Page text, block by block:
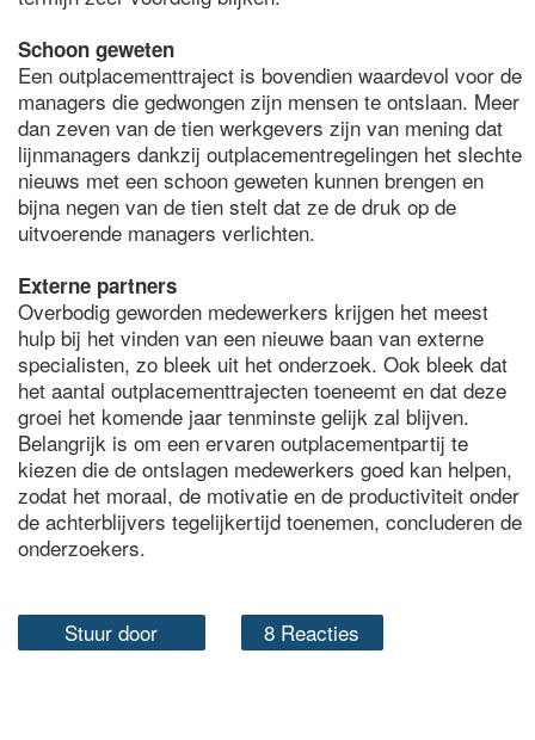
Schoon geweten
Een outplacementtraject is bovendien waardevol voor de
managers die gedwongen zijn mensen te ontslaan. Meer
dan zeven van de tien werkgevers zijn van mening dat
lijnmanagers dankzij outplacementregelingen het slechte
nieuws met een schoon geweten kunnen brengen en
bijna negen van de tien stelt dat ze de druk op de
uitvoerende managers verlichten.
Externe partners
Overbodig geworden medewerkers krijgen het meest
hulp bij het vinden van een nieuwe baan van externe
specialisten, zo bleek uit het onderzoek. Ook bleek dat
het aantal outplacementtrajecten toeneemt en dat deze
groei het komende jaar tenminste gelijk zal blijven.
Belangrijk is om een ervaren outplacementpartij te
kiezen die de ontslagen medewerkers goed kan helpen,
zodat het moraal, de motivatie en de productiviteit onder
de achterblijvers tegelijkertijd toenemen, concluderen de
onderzoekers.
Stuur door 8 Reacties